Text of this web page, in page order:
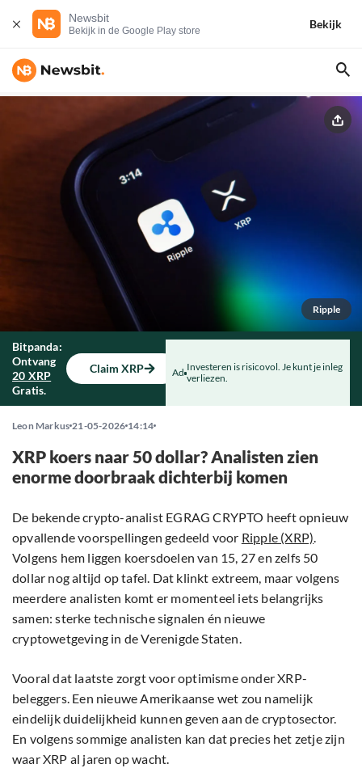
Newsbit
Bekijk in de Google Play store
Bekijk
Ripple
Bitpanda:
Ontvang
20 XRP
Gratis.
Claim XRP Ad Investeren is risicovol. Je kunt je inleg
verliezen.
Leon Markus 21-05-2026 14:14
XRP koers naar 50 dollar? Analisten zien
enorme doorbraak dichterbij komen
De bekende crypto-analist EGRAG CRYPTO heeft opnieuw
opvallende voorspellingen gedeeld voor Ripple (XRP).
Volgens hem liggen koersdoelen van 15, 27 en zelfs 50
dollar nog altijd op tafel. Dat klinkt extreem, maar volgens
meerdere analisten komt er momenteel iets belangrijks
samen: sterke technische signalen én nieuwe
cryptowetgeving in de Verenigde Staten.
Vooral dat laatste zorgt voor optimisme onder XRP-
beleggers. Een nieuwe Amerikaanse wet zou namelijk
eindelijk duidelijkheid kunnen geven aan de cryptosector.
En volgens sommige analisten kan dat precies het zetje zijn
waar XRP al jaren op wacht.